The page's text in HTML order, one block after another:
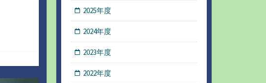
2025年度
2024年度
2023年度
2022年度